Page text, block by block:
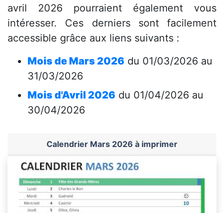
avril 2026 pourraient également vous
intéresser. Ces derniers sont facilement
accessible grâce aux liens suivants :
Mois de Mars 2026 du 01/03/2026 au
31/03/2026
Mois d'Avril 2026 du 01/04/2026 au
30/04/2026
Calendrier Mars 2026 à imprimer